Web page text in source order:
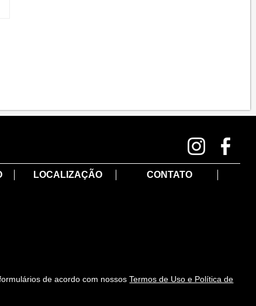
LOCALIZAÇÃO CONTATO
de acordo com nossosTermos de Uso e Política de